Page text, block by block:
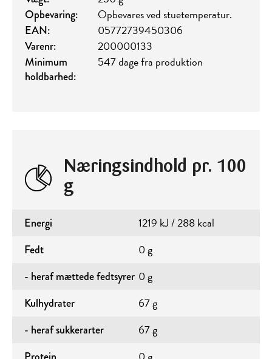
Næringsindhold pr. 100
g
Energi 1219 kJ / 288 kcal
Fedt 0 g
- heraf mættede fedtsyrer 0 g
Kulhydrater 67 g
- heraf sukkerarter 67 g
Opbevaring: Opbevares ved stuetemperatur.
EAN: 05772739450306
Varenr: 200000133
Minimum
holdbarhed:
547 dage fra produktion